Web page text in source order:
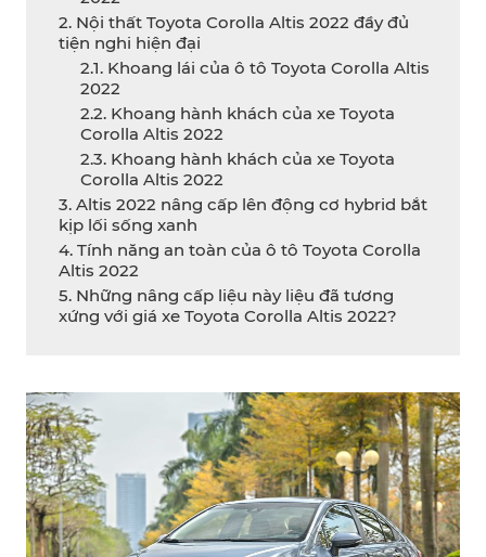
2. Nội thất Toyota Corolla Altis 2022 đầy đủ
tiện nghi hiện đại
2.1. Khoang lái của ô tô Toyota Corolla Altis
2022
2.2. Khoang hành khách của xe Toyota
Corolla Altis 2022
2.3. Khoang hành khách của xe Toyota
Corolla Altis 2022
3. Altis 2022 nâng cấp lên động cơ hybrid bắt
kịp lối sống xanh
4. Tính năng an toàn của ô tô Toyota Corolla
Altis 2022
5. Những nâng cấp liệu này liệu đã tương
xứng với giá xe Toyota Corolla Altis 2022?